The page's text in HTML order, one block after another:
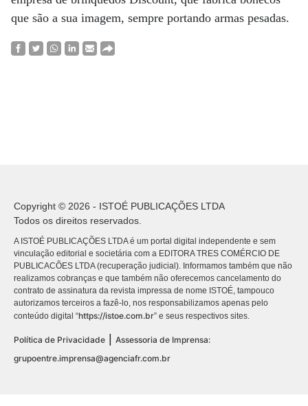
que são a sua imagem, sempre portando armas pesadas.
Copyright © 2026 - ISTOÉ PUBLICAÇÕES LTDA
Todos os direitos reservados.
A ISTOÉ PUBLICAÇÕES LTDA é um portal digital independente e sem
vinculação editorial e societária com a EDITORA TRES COMÉRCIO DE
PUBLICACÕES LTDA (recuperação judicial). Informamos também que não
realizamos cobranças e que também não oferecemos cancelamento do
contrato de assinatura da revista impressa de nome ISTOÉ, tampouco
autorizamos terceiros a fazê-lo, nos responsabilizamos apenas pelo
conteúdo digital “https://istoe.com.br” e seus respectivos sites.
Política de Privacidade
Assessoria de Imprensa:
grupoentre.imprensa@agenciafr.com.br